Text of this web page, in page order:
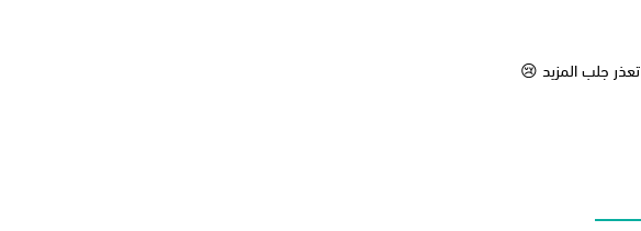
تعذر جلب المزيد 😢